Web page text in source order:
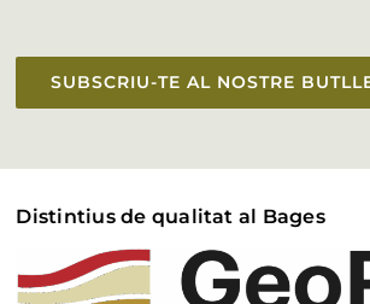
SUBSCRIU-TE AL NOSTRE
Distintius de qualitat al Bages